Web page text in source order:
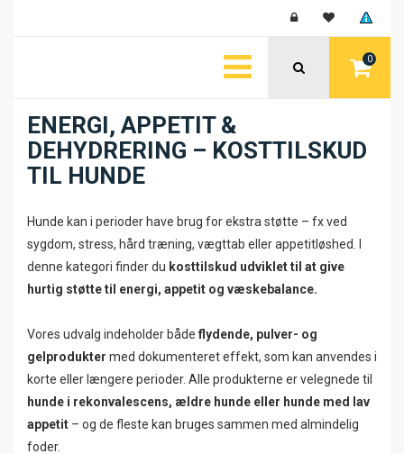
0
ENERGI, APPETIT &
DEHYDRERING – KOSTTILSKUD
TIL HUNDE
Hunde kan i perioder have brug for ekstra støtte – fx ved
sygdom, stress, hård træning, vægttab eller appetitløshed. I
denne kategori finder du kosttilskud udviklet til at give
hurtig støtte til energi, appetit og væskebalance.
Vores udvalg indeholder både flydende, pulver- og
gelprodukter med dokumenteret effekt, som kan anvendes i
korte eller længere perioder. Alle produkterne er velegnede til
hunde i rekonvalescens, ældre hunde eller hunde med lav
appetit – og de fleste kan bruges sammen med almindelig
foder.